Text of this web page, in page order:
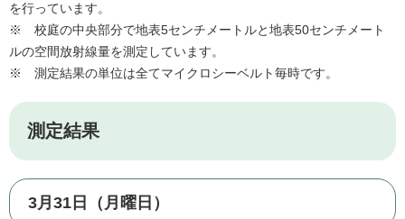
を行っています。
※ 校庭の中央部分で地表5センチメートルと地表50センチメート
ルの空間放射線量を測定しています。
※ 測定結果の単位は全てマイクロシーベルト毎時です。
測定結果
3月31日（月曜日）